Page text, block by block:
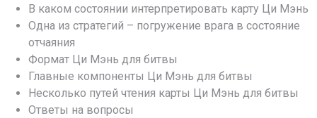
В каком состоянии интерпретировать карту Ци Мэнь
Одна из стратегий – погружение врага в состояние
отчаяния
Формат Ци Мэнь для битвы
Главные компоненты Ци Мэнь для битвы
Несколько путей чтения карты Ци Мэнь для битвы
Ответы на вопросы